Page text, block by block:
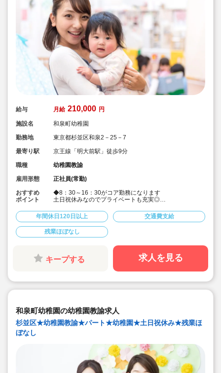
給与 月給 210,000 円
施設名
和泉町幼稚園
勤務地
東京都杉並区和泉2－25－7
最寄り駅
京王線「明大前駅」徒歩9分
職種
幼稚園教諭
雇用形態
正社員(常勤)
おすすめ
ポイント
◆8：30～16：30がコア勤務になります
土日祝休みなのでプライベートも充実◎
出来ます。
◆こどもが好きな方歓迎です。園の方針を理解して一緒
に働きたい方大歓迎
◆専任講師による課外英語教室やピアノ教室を行ってい
◆給食には自然農法や有機栽培の玄米菜食を取り入れて
います。
◆土日固定休み！残業ほぼなし！
◆通園バスはありません。
◆先輩のフォローがあるので安心して働けます
◆園庭は緑豊かな木々に囲まれ、四季の移り変わりを肌
も色鮮やかなアスレチックやブランコの他、大きな新幹
線があり、子供たちも元気よく遊んでいます。心身の健
康づくり、スポーツへの興味づけの一助として、専門講
★心身共に健全で明るい子ども
★意欲と自発性に富んだ子ども
★豊かな感性と思いやりの持てる子ども
年間休日120日以上 交通費支給
残業ほぼなし
キープする 求人を見る
和泉町幼稚園の幼稚園教諭求人
杉並区★幼稚園教諭★パート★幼稚園★土日祝休み★残業ほ
ぼなし